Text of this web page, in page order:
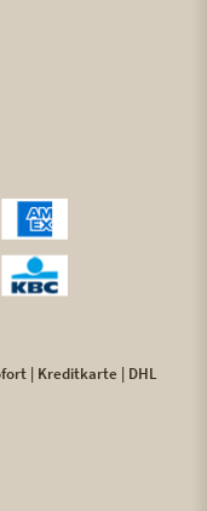
| Kreditkarte | DHL